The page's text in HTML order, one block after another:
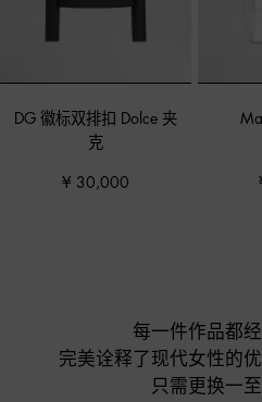
DG 徽标双排扣 Dolce 夹
克
¥ 30,000
每一件作品都
完美诠释了现代女性的
只需更换一